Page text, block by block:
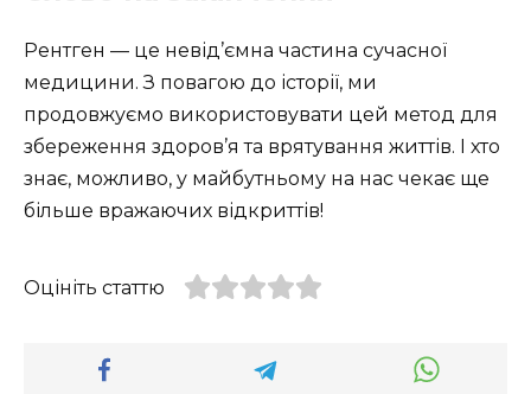
Рентген — це невід’ємна частина сучасної
медицини. З повагою до історії, ми
продовжуємо використовувати цей метод для
збереження здоров’я та врятування життів. І хто
знає, можливо, у майбутньому на нас чекає ще
більше вражаючих відкриттів!
Оцініть статтю